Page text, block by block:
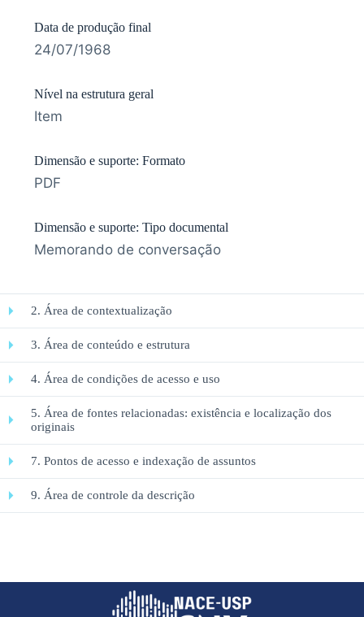
Data de produção final
24/07/1968
Nível na estrutura geral
Item
Dimensão e suporte: Formato
PDF
Dimensão e suporte: Tipo documental
Memorando de conversação
2. Área de contextualização
3. Área de conteúdo e estrutura
4. Área de condições de acesso e uso
5. Área de fontes relacionadas: existência e localização dos
originais
7. Pontos de acesso e indexação de assuntos
9. Área de controle da descrição